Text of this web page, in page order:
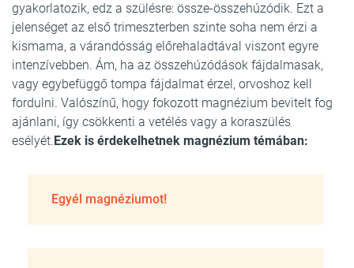
gyakorlatozik, edz a szülésre: össze-összehúzódik. Ezt a
jelenséget az első trimeszterben szinte soha nem érzi a
kismama, a várandósság előrehaladtával viszont egyre
intenzívebben. Ám, ha az összehúzódások fájdalmasak,
vagy egybefüggő tompa fájdalmat érzel, orvoshoz kell
fordulni. Valószínű, hogy fokozott magnézium bevitelt fog
ajánlani, így csökkenti a vetélés vagy a koraszülés
esélyét.Ezek is érdekelhetnek magnézium témában:
Egyél magnéziumot!